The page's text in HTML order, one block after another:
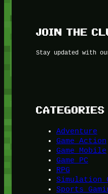
JOIN THE
Stay updated with
CATEGORIES
Adventure
Game Action
Game Mobile
Game PC
RPG
Simulation
Sports